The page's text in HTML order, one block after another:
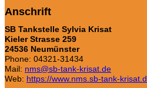
Anschrift
SB Tankstelle Sylvia Krisat
Kieler Strasse 259
24536 Neumünster
Phone: 04321-31434
Mail: nms@sb-tank-krisat.de
Web: https://www.nms.sb-tank-